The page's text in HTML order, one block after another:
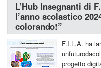
L’Hub Insegnanti di
l’anno scolastico
colorando!”
F.I.L.A. ha
progetto